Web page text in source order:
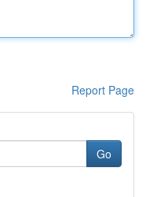
Report Page
Go